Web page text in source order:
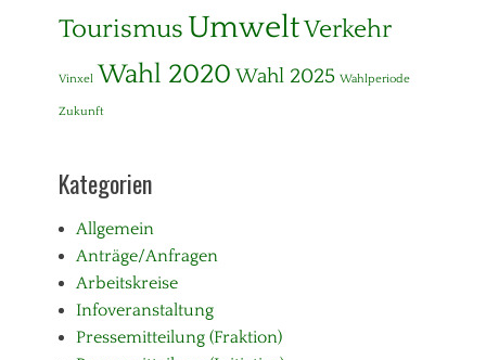
TourismusUmweltVerkehr
Vinxel Wahl 2020 Wahl 2025 Wahlperiode
Zukunft
Kategorien
Allgemein
Anträge/Anfragen
Arbeitskreise
Infoveranstaltung
Pressemitteilung (Fraktion)